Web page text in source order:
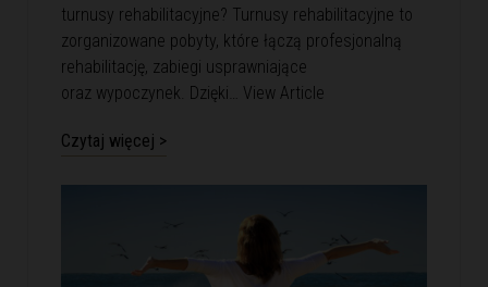
turnusy rehabilitacyjne? Turnusy rehabilitacyjne to
zorganizowane pobyty, które łączą profesjonalną
rehabilitację, zabiegi usprawniające
oraz wypoczynek. Dzięki… View Article
Czytaj więcej >